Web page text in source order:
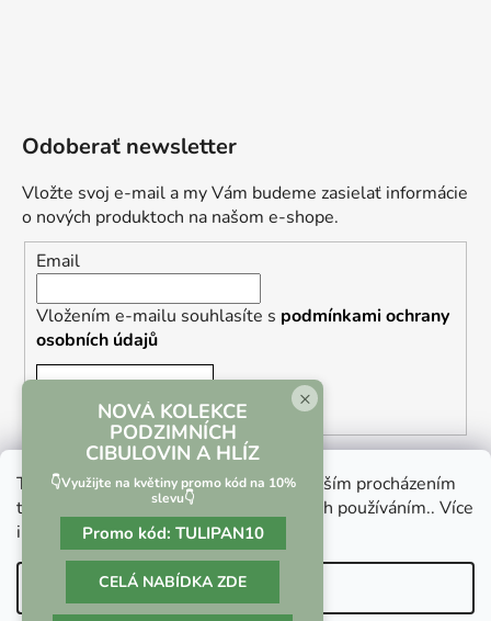
Tento web používá soubory cookie. Dalším procházením
tohoto webu vyjadřujete souhlas s jejich používáním.. Více
informacízde.
Nastavenie
Odoberať newsletter
Vložte svoj e-mail a my Vám budeme zasielať informácie
o nových produktoch na našom e-shope.
Email
Vložením e-mailu souhlasíte s podmínkami ochrany
osobních údajů
Vrácení zboží a reklamace Kontaktní formulář
×
NOVÁ KOLEKCE
PODZIMNÍCH
CIBULOVIN A HLÍZ
👇Využijte na květiny promo kód na 10%
slevu👇
Promo kód: TULIPAN10
CELÁ NABÍDKA ZDE